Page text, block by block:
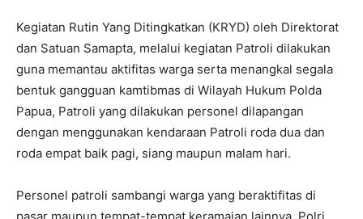
Kegiatan Rutin Yang Ditingkatkan (KRYD) oleh Direktorat
dan Satuan Samapta, melalui kegiatan Patroli dilakukan
guna memantau aktifitas warga serta menangkal segala
bentuk gangguan kamtibmas di Wilayah Hukum Polda
Papua, Patroli yang dilakukan personel dilapangan
dengan menggunakan kendaraan Patroli roda dua dan
roda empat baik pagi, siang maupun malam hari.
Personel patroli sambangi warga yang beraktifitas di